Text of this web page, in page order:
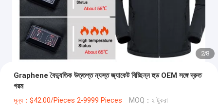
2/8
Graphene বৈদ্যুতিক উত্তপ্ত ন্যস্ত জ্যাকেট বিচ্ছিন্ন হুড OEM সঙ্গে দ্রুত
গরম
মূল্য：$42.00/Pieces 2-9999 Pieces MOQ：২ টুকরা